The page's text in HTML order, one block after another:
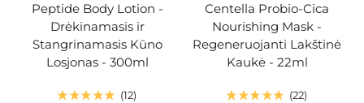
Peptide Body Lotion -
Drėkinamasis ir
Stangrinamasis Kūno
Losjonas - 300ml
12
Centella Probio-Cica
Nourishing Mask -
Regeneruojanti Lakštinė
Kaukė - 22ml
22